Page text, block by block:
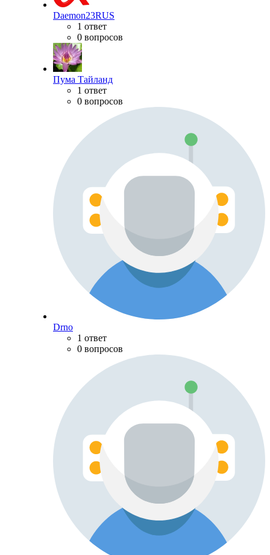
Daemon23RUS
1 ответ
0 вопросов
Пума Тайланд
1 ответ
0 вопросов
Drno
1 ответ
0 вопросов